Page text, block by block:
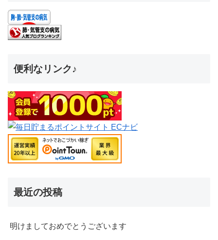
便利なリンク♪
最近の投稿
明けましておめでとうございます